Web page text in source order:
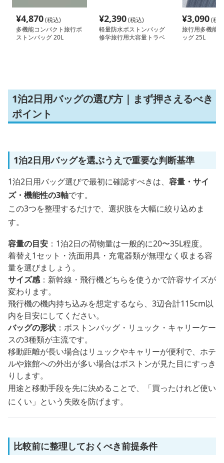
¥4,870(税込)
多機能コンパクト旅行ボ
ストンバッグ 20L
¥2,390(税込)
軽量防水ボストンバッグ
修学旅行用大容量トラベ
¥3,090(税
旅行用多機能
ッグ 25L
1泊2日用バッグの選び方｜まず押さえるべき
ポイント
1泊2日用バッグを選ぶうえで重要な判断基準
1泊2日用バッグ選びで最初に確認すべきは、 容量・サイ
ズ・機能性の3軸です。
この3つを整理するだけで、選択肢を大幅に絞り込めま
す。
容量の目安 ：1泊2日の荷物量は一般的に20〜35L程度。
着替え1セット・洗面用具・充電器類が無理なく収まる容
量を選びましょう。
サイズ感：新幹線・飛行機どちらを使うかで許容サイズが
変わります。
飛行機の機内持ち込みを想定するなら、3辺合計115cm以
内を目安にしてください。
バッグの形状 ：ボストンバッグ・リュック・キャリーケー
スの3種類が主流です。
移動距離が長い場合はリュックやキャリーが便利で、ホテ
ルや旅館への外出が多い場合はボストンが見た目にすっき
りします。
用途と移動手段を先に決めることで、「買ったけれど使い
にくい」という失敗を防げます。
比較前に整理しておくべき前提条件